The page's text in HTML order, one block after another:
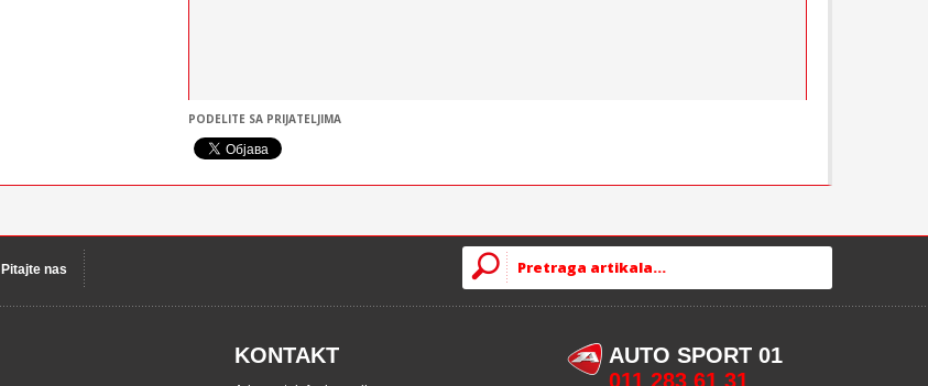
PODELITE SA PRIJATELJIMA
Pitajte nas
KONTAKT
AUTO SPORT 01
011 283 61 31